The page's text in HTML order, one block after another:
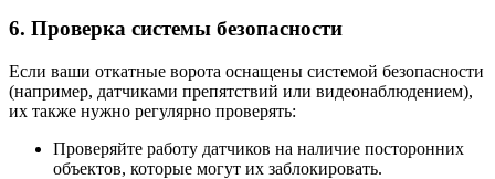
6. Проверка системы безопасности
Если ваши откатные ворота оснащены системой безопасности
(например, датчиками препятствий или видеонаблюдением),
их также нужно регулярно проверять:
Проверяйте работу датчиков на наличие посторонних
объектов, которые могут их заблокировать.